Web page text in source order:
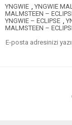
YNGWIE , YNGWIE
MALMSTEEN –
YNGWIE – ECLIPSE ,
MALMSTEEN –